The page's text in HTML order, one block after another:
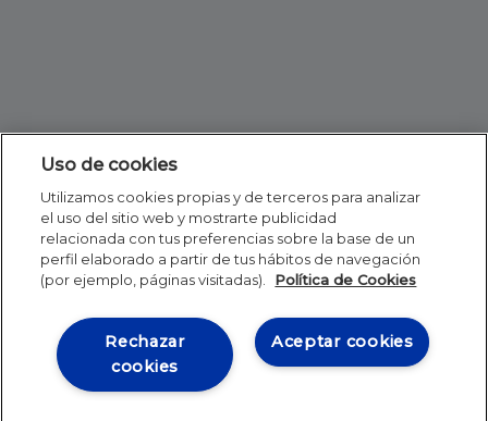
Uso de cookies
Utilizamos cookies propias y de terceros para analizar
el uso del sitio web y mostrarte publicidad
relacionada con tus preferencias sobre la base de un
perfil elaborado a partir de tus hábitos de navegación
(por ejemplo, páginas visitadas).
Política de Cookies
Aceptar cookies
Rechazar
cookies